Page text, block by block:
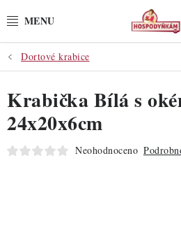
na
POTŘEBY
POMŮCKY
SUROVINY
Dortové krabice
Krabička Bílá s
24x20x6cm
Neohodnoceno